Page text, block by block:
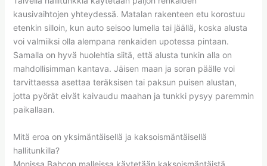
kausivaihtojen yhteydessä. Matalan rakenteen etu korostuu
etenkin silloin, kun auto seisoo lumella tai jäällä, koska alusta
voi valmiiksi olla alempana renkaiden upotessa pintaan.
Samalla on hyvä huolehtia siitä, että alusta tunkin alla on
mahdollisimman kantava. Jäisen maan ja soran päälle voi
tarvittaessa asettaa teräksisen tai paksun puisen alustan,
jotta pyörät eivät kaivaudu maahan ja tunkki pysyy paremmin
paikallaan.
Mitä eroa on yksimäntäisellä ja kaksoismäntäisellä
hallitunkilla?
Monissa Bahcon malleissa käytetään kaksoismäntäistä